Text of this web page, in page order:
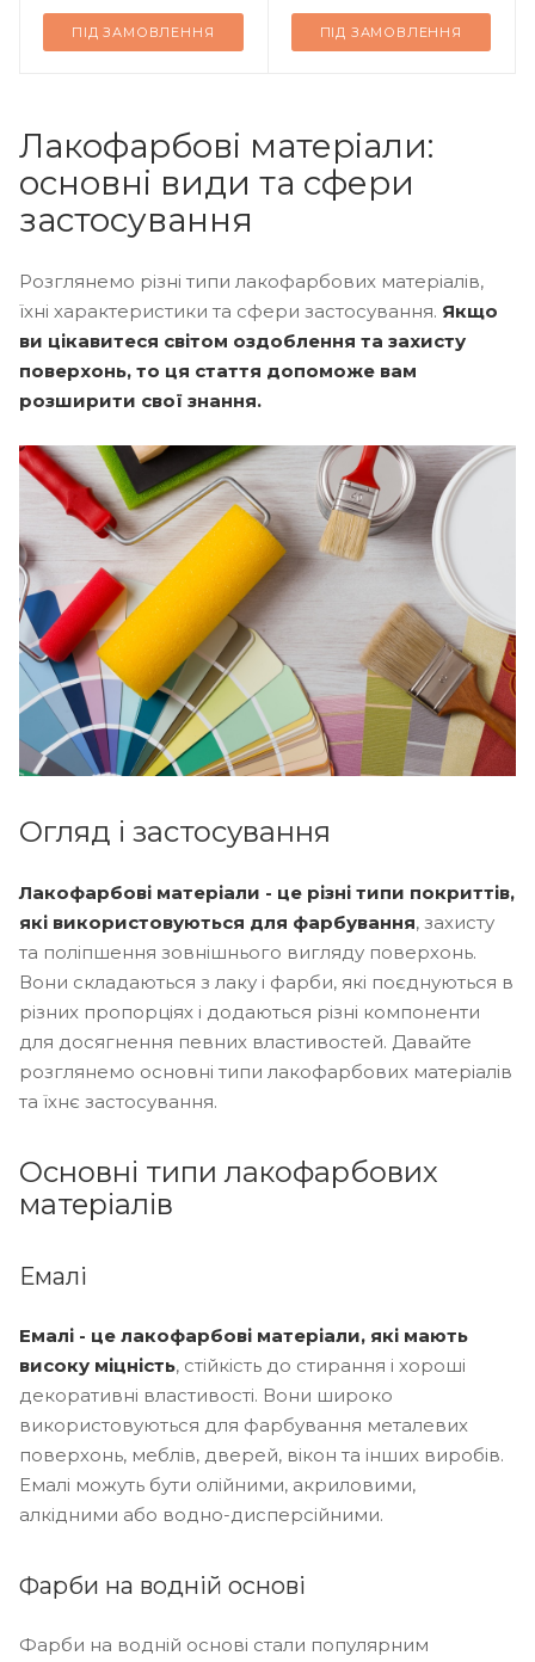
ПІД ЗАМОВЛЕННЯ ПІД ЗАМОВЛЕННЯ
Лакофарбові матеріали:
основні види та сфери
застосування
Розглянемо різні типи лакофарбових матеріалів,
їхні характеристики та сфери застосування. Якщо
ви цікавитеся світом оздоблення та захисту
поверхонь, то ця стаття допоможе вам
розширити свої знання.
Огляд і застосування
Лакофарбові матеріали - це різні типи покриттів,
які використовуються для фарбування, захисту
та поліпшення зовнішнього вигляду поверхонь.
Вони складаються з лаку і фарби, які поєднуються в
різних пропорціях і додаються різні компоненти
для досягнення певних властивостей. Давайте
розглянемо основні типи лакофарбових матеріалів
та їхнє застосування.
Основні типи лакофарбових
матеріалів
Емалі
Емалі - це лакофарбові матеріали, які мають
високу міцність, стійкість до стирання і хороші
декоративні властивості. Вони широко
використовуються для фарбування металевих
поверхонь, меблів, дверей, вікон та інших виробів.
Емалі можуть бути олійними, акриловими,
алкідними або водно-дисперсійними.
Фарби на водній основі
Фарби на водній основі стали популярним